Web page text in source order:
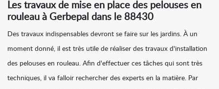
Les travaux de mise en place des pelouses en
rouleau à Gerbepal dans le 88430
Des travaux indispensables devront se faire sur les jardins. À un
moment donné, il est très utile de réaliser des travaux d'installation
des pelouses en rouleau. Afin d'effectuer ces tâches qui sont très
techniques, il va falloir rechercher des experts en la matière. Par